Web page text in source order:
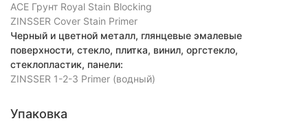
АСЕ Грунт Royal Stain Blocking
ZINSSER Cover Stain Primer
Черный и цветной металл, глянцевые эмалевые
поверхности, стекло, плитка, винил, оргстекло,
стеклопластик, панели:
ZINSSER 1-2-3 Primer (водный)
Упаковка